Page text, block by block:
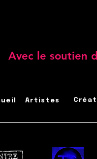
Avec le soutien
Artistes